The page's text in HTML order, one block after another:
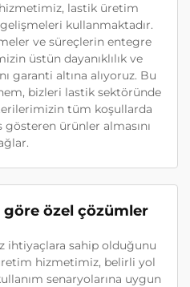
lastik üretim
kullanmaktadır.
ve süreçlerin entegre
üstün dayanıklılık ve
garanti altına alıyoruz. Bu
bizleri lastik sektöründe
tüm koşullarda
ürünler almasını
özel çözümler
ihtiyaçlara sahip olduğunu
hizmetimiz, belirli yol
senaryolarına uygun